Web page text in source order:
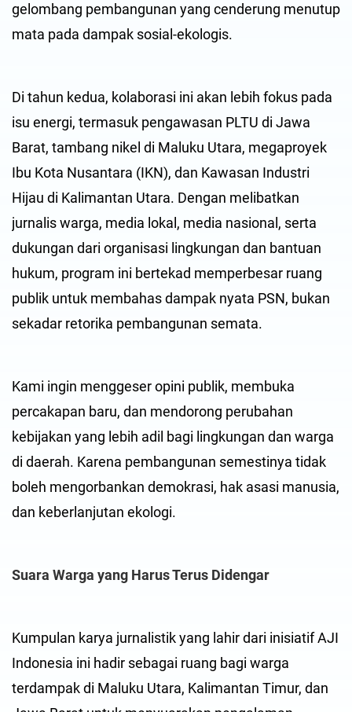
gelombang pembangunan yang cenderung menutup
mata pada dampak sosial-ekologis.
Di tahun kedua, kolaborasi ini akan lebih fokus pada
isu energi, termasuk pengawasan PLTU di Jawa
Barat, tambang nikel di Maluku Utara, megaproyek
Ibu Kota Nusantara (IKN), dan Kawasan Industri
Hijau di Kalimantan Utara. Dengan melibatkan
jurnalis warga, media lokal, media nasional, serta
dukungan dari organisasi lingkungan dan bantuan
hukum, program ini bertekad memperbesar ruang
publik untuk membahas dampak nyata PSN, bukan
sekadar retorika pembangunan semata.
Kami ingin menggeser opini publik, membuka
percakapan baru, dan mendorong perubahan
kebijakan yang lebih adil bagi lingkungan dan warga
di daerah. Karena pembangunan semestinya tidak
boleh mengorbankan demokrasi, hak asasi manusia,
dan keberlanjutan ekologi.
Suara Warga yang Harus Terus Didengar
Kumpulan karya jurnalistik yang lahir dari inisiatif AJI
Indonesia ini hadir sebagai ruang bagi warga
terdampak di Maluku Utara, Kalimantan Timur, dan